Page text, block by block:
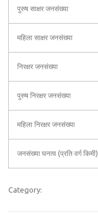
पुरुष साक्षर जनसंख्या
महिला साक्षर जनसंख्या
निरक्षर जनसंख्या
पुरुष निरक्षर जनसंख्या
महिला निरक्षर जनसंख्या
जनसंख्या घनत्व (प्रति वर्ग किमी)
Category: